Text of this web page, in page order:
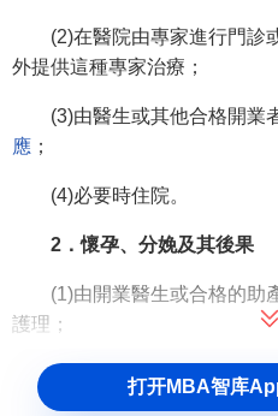
(2)在醫院由專家進行門診
外提供這種專家治療；
(3)由醫生或其他合格開業
應 ；
(4)必要時住院。
2．懷孕、分娩及其後果
(1)由開業醫生或合格的助
護理；
(2)必要時住院。該公約規定
分擔醫療費用，但有關費用分
打开MBA智库